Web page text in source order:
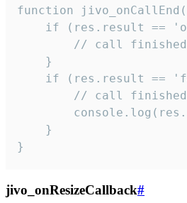
function
if (res.result ==
// call
    }
if (res.result ==
// call
    }
}
jivo_onResizeCallback#